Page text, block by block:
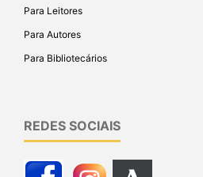
Para Leitores
Para Autores
Para Bibliotecários
REDES SOCIAIS